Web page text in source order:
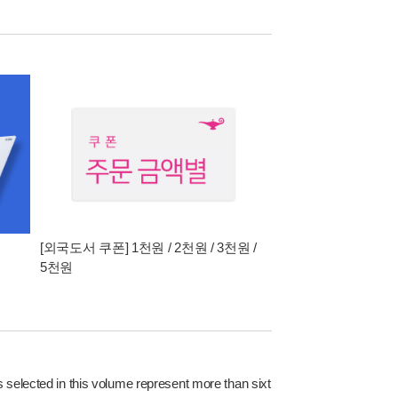
[외국도서 쿠폰] 1천원 / 2천원 / 3천원 /
5천원
in this volume represent more than sixt